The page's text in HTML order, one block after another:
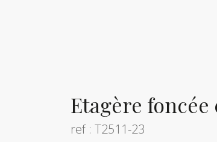
Etagère
ref : T2511-23